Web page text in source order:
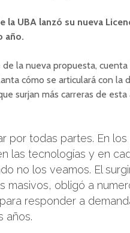
la UBA lanzó su nueva
año.
la nueva propuesta, cuenta
cómo se articulará con la
surjan más carreras de esta
por todas partes. En
las tecnologías y en
no los veamos. El
masivos, obligó a
responder a
años.